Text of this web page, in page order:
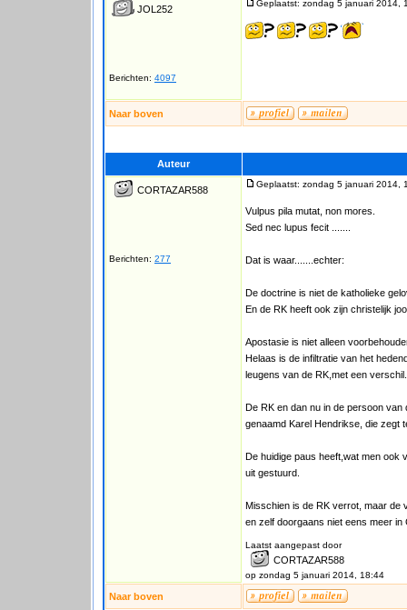
JOL252
Berichten: 4097
Geplaatst: zondag 5 januari 2014,
Naar boven
Auteur
CORTAZAR588
Berichten: 277
Geplaatst: zondag 5 januari 2014,
Vulpus pila mutat, non mores.
Sed nec lupus fecit .......
Dat is waar.......echter:
De doctrine is niet de katholieke
En de RK heeft ook zijn christelijk
Apostasie is niet alleen
Helaas is de infiltratie van het
leugens van de RK,met een
De RK en dan nu in de persoon
genaamd Karel Hendrikse, die zegt
De huidige paus heeft,wat men ook
uit gestuurd.
Misschien is de RK verrot, maar de
en zelf doorgaans niet eens meer
Laatst aangepast door
CORTAZAR588
op zondag 5 januari 2014, 18:44
Naar boven